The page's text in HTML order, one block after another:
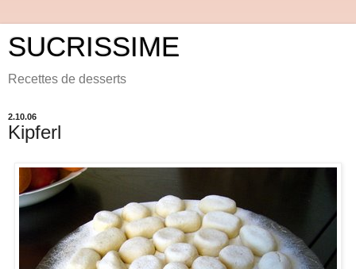
SUCRISSIME
Recettes de desserts
2.10.06
Kipferl